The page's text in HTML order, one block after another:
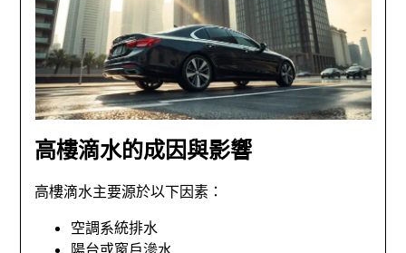
高樓滴水的成因與影響
高樓滴水主要源於以下因素：
空調系統排水
陽台或窗戶滲水